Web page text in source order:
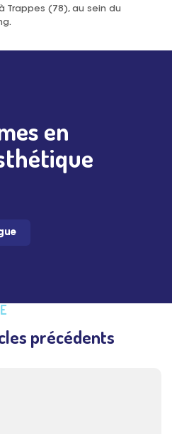
Trappes (78), au sein du
en
précédents